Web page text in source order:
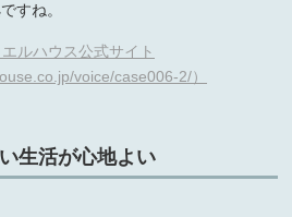
すね。
ルハウス公式サイト
voice/case006-2/）
生活が心地よい